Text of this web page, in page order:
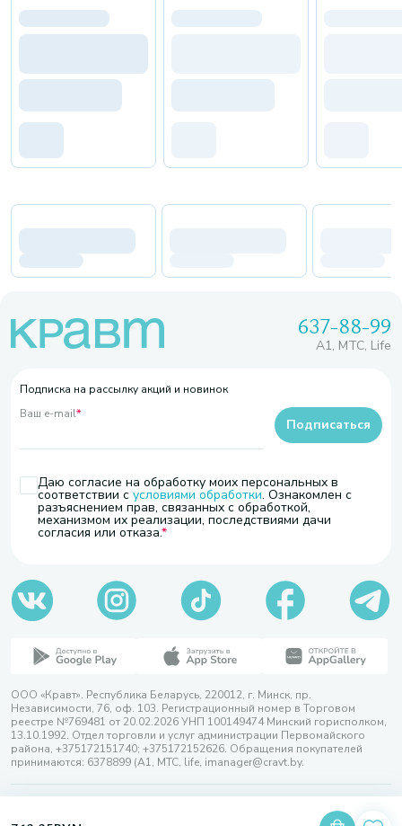
637-88-99
A1, МТС, Life
Подписка на рассылку акций и новинок
Ваш e-mail*
Даю согласие на обработку моих персональных в
соответствии с условиями обработки. Ознакомлен с
разъяснением прав, связанных с обработкой,
механизмом их реализации, последствиями дачи
согласия или отказа.
Подписаться
ООО «Кравт». Республика Беларусь, 220012, г. Минск, пр.
Независимости, 76, оф. 103. Регистрационный номер в Торговом
реестре №769481 от 20.02.2026 УНП 100149474 Минский горисполком,
13.10.1992. Отдел торговли и услуг администрации Первомайского
района, +375172151740; +375172152626. Обращения покупателей
принимаются: 6378899 (А1, МТС, life, imanager@cravt.by.